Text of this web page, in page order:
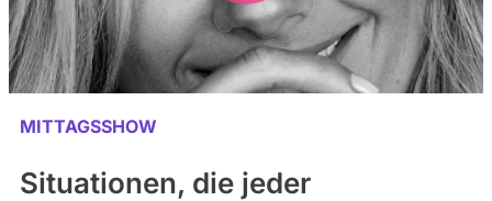
MITTAGSSHOW
Situationen, die jeder